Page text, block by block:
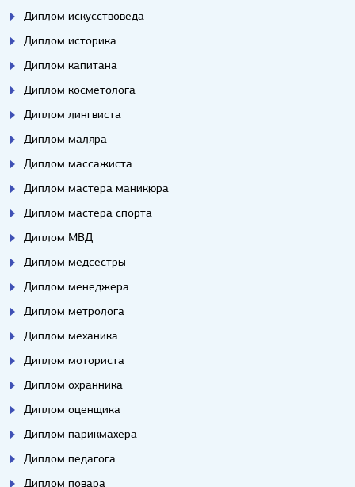
Диплом искусствоведа
Диплом историка
Диплом капитана
Диплом косметолога
Диплом лингвиста
Диплом маляра
Диплом массажиста
Диплом мастера маникюра
Диплом мастера спорта
Диплом МВД
Диплом медсестры
Диплом менеджера
Диплом метролога
Диплом механика
Диплом моториста
Диплом охранника
Диплом оценщика
Диплом парикмахера
Диплом педагога
Диплом повара